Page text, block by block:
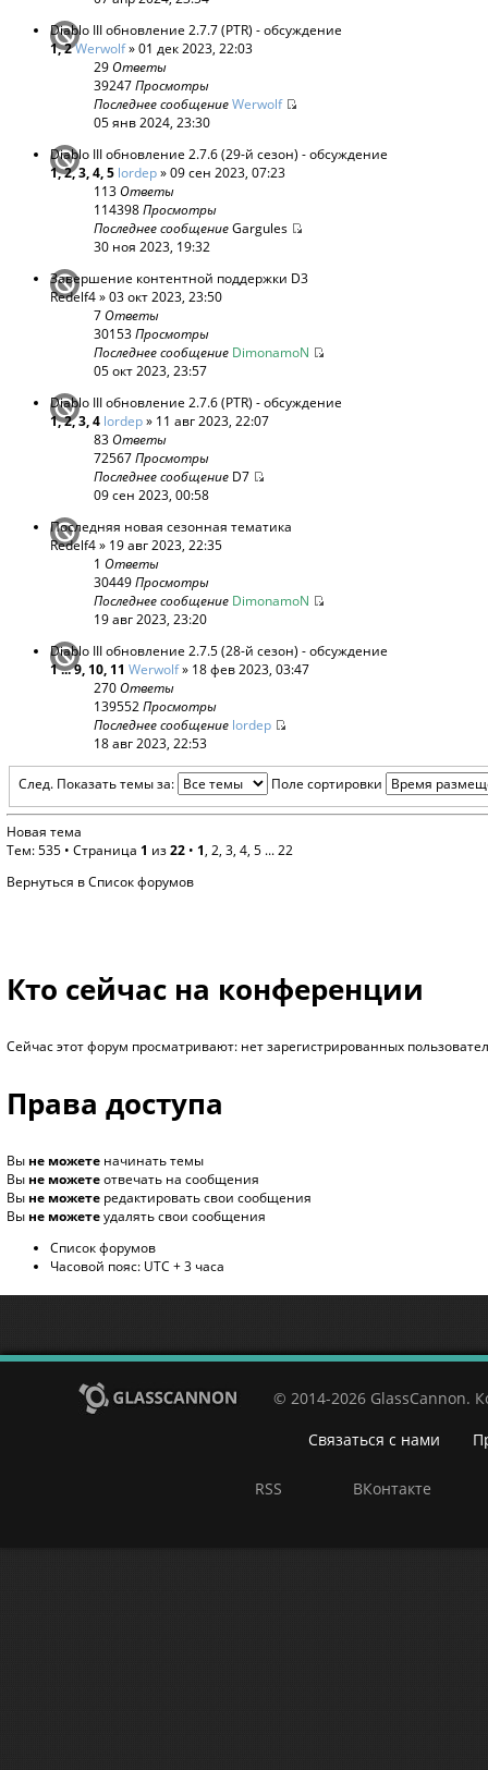
Diablo III обновление 2.7.7 (PTR) - обсуждение
1,2Werwolf» 01 дек 2023, 22:03
29Ответы
39247Просмотры
Последнее сообщениеWerwolf
05 янв 2024, 23:30
Diablo III обновление 2.7.6 (29-й сезон) - обсуждение
1,2,3,4,5 lordep» 09 сен 2023, 07:23
113Ответы
114398Просмотры
Последнее сообщениеGargules
30 ноя 2023, 19:32
Завершение контентной поддержки D3
Redelf4» 03 окт 2023, 23:50
7Ответы
30153Просмотры
Последнее сообщение DimonamoN
05 окт 2023, 23:57
Diablo III обновление 2.7.6 (PTR) - обсуждение
1,2,3,4 lordep» 11 авг 2023, 22:07
83Ответы
72567Просмотры
Последнее сообщение D7
09 сен 2023, 00:58
Последняя новая сезонная тематика
Redelf4» 19 авг 2023, 22:35
1 Ответы
30449Просмотры
Последнее сообщение DimonamoN
19 авг 2023, 23:20
Diablo III обновление 2.7.5 (28-й сезон) - обсуждение
1...9, 10, 11 Werwolf» 18 фев 2023, 03:47
270Ответы
139552Просмотры
Последнее сообщение lordep
18 авг 2023, 22:53
След. Показать темы за: Поле сортировки
Новая тема
Тем: 535 • Страница 1 из22 • 1, 2, 3, 4, 5 ...22
Вернуться в Список форумов
Кто сейчас на конференции
Сейчас этот форум просматривают: нет зарегистрированных
Права доступа
Вы не можете начинать темы
Вы не можетеотвечать на сообщения
Вы не можете редактировать свои сообщения
Вы не можетеудалять свои сообщения
Список форумов
Часовой пояс: UTC + 3 часа
© 2014-2026 GlassCannon.
Связаться с нами
RSS ВКонтакте